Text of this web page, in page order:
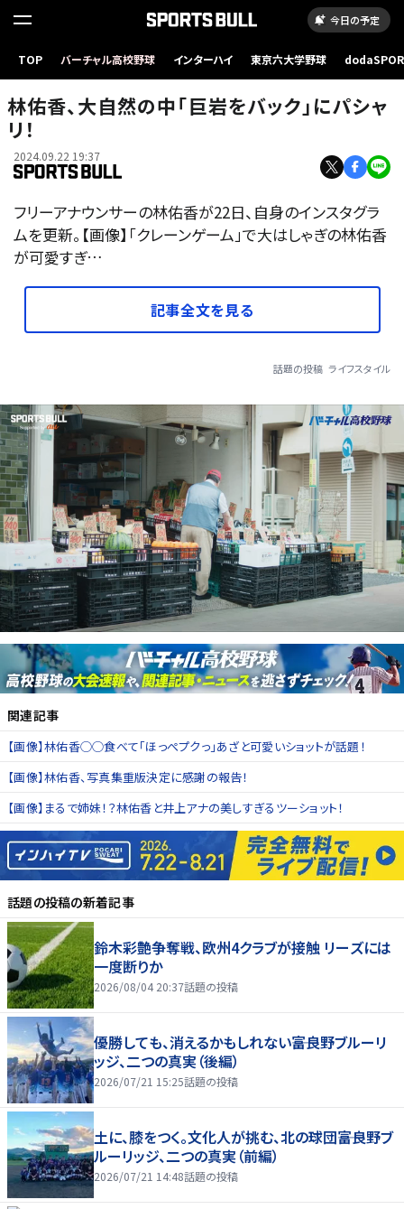
今日の予定
TOP バーチャル高校野球 インターハイ 東京六大学野球
林佑香、大自然の中「巨岩をバック」にパシャ
リ！
2024.09.22 19:37
フリーアナウンサーの林佑香が22日、自身のインスタグラ
ムを更新。【画像】「クレーンゲーム」で大はしゃぎの林佑香
が可愛すぎ…
記事全文を見る
話題の投稿 ライフスタイル
関連記事
【画像】林佑香◯◯食べて「ほっぺプクっ」あざと可愛いショットが話題！
【画像】林佑香、写真集重版決定に感謝の報告！
【画像】まるで姉妹！？林佑香と井上アナの美しすぎるツーショット！
話題の投稿の新着記事
鈴木彩艶争奪戦、欧州4クラブが接触 リーズには
一度断りか
2026/08/04 20:37話題の投稿
優勝しても、消えるかもしれない――富良野ブルーリ
ッジ、二つの真実（後編）
2026/07/21 15:25話題の投稿
土に、膝をつく。文化人が挑む、北の球団――富良野ブ
ルーリッジ、二つの真実（前編）
2026/07/21 14:48話題の投稿